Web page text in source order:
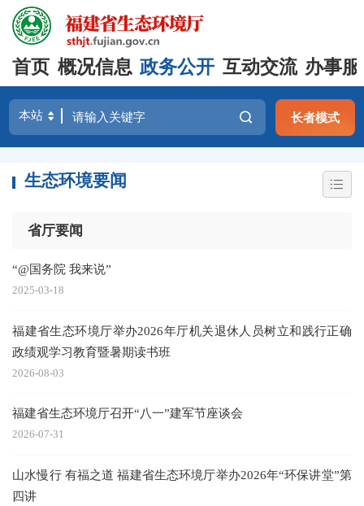
首页 概况信息 政务公开 互动交流 办事
长者模式
生态环境要闻
省厅要闻
“@国务院 我来说”
2025-03-18
福建省生态环境厅举办2026年厅机关退休人员树立和践行正确
政绩观学习教育暨暑期读书班
2026-08-03
福建省生态环境厅召开“八一”建军节座谈会
2026-07-31
山水慢行 有福之道 福建省生态环境厅举办2026年“环保讲堂”第
四讲